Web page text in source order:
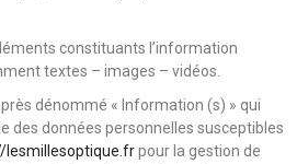
constituants l’information
textes – images – vidéos.
dénommé « Information (s) » qui
des données personnelles susceptibles
lesmillesoptique.frpour la gestion de